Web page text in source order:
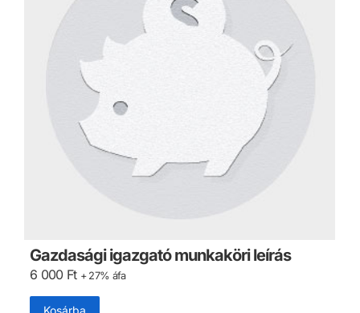
Gazdasági igazgató munkaköri leírás
6 000 Ft + 27% áfa
Kosárba